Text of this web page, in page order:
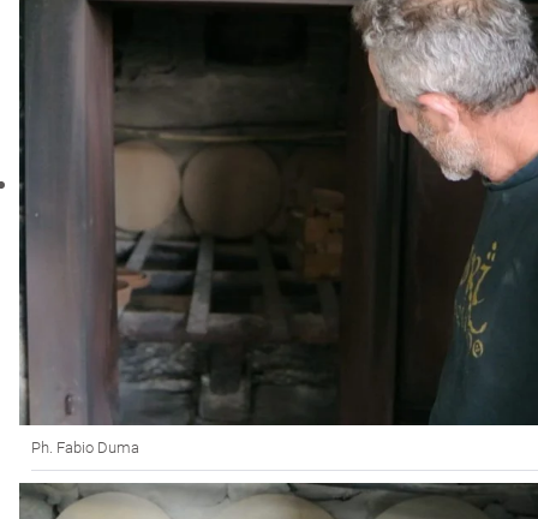
Ph. Fabio Duma